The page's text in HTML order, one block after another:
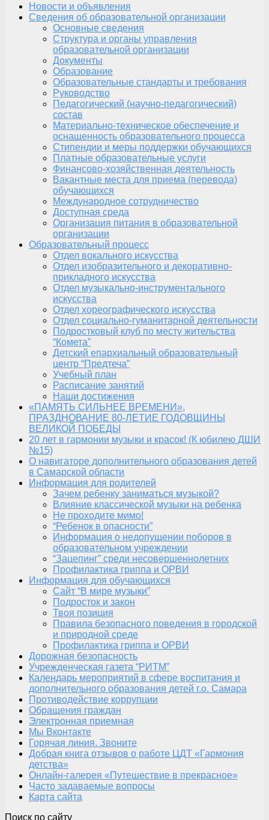
Новости и объявления
Сведения об образовательной организации
Основные сведения
Структура и органы управления
образовательной организации
Документы
Образование
Образовательные стандарты и требования
Руководство
Педагогический (научно-педагогический)
состав
Материально-техническое обеспечение и
оснащенность образовательного процесса
Стипендии и меры поддержки обучающихся
Платные образовательные услуги
Финансово-хозяйственная деятельность
Вакантные места для приема (перевода)
обучающихся
Международное сотрудничество
Доступная среда
Организация питания в образовательной
организации
Образовательный процесс
Отдел вокального искусства
Отдел изобразительного и декоративно-
прикладного искусства
Отдел музыкально-инструментального
искусства
Отдел хореографического искусства
Отдел социально-гуманитарной деятельности
Подростковый клуб по месту жительства
“Комета”
Детский епархиальный образовательный
центр “Предтеча”
Учебный план
Расписание занятий
Наши достижения
«ПАМЯТЬ СИЛЬНЕЕ ВРЕМЕНИ»,
ПРАЗДНОВАНИЕ 80-ЛЕТИЕ ГОДОВЩИНЫ
ВЕЛИКОЙ ПОБЕДЫ
20 лет в гармонии музыки и красок! (К юбилею ДШИ
№15)
О навигаторе дополнительного образования детей
в Самарской области
Информация для родителей
Зачем ребенку заниматься музыкой?
Влияние классической музыки на ребенка
Не проходите мимо!
“Ребенок в опасности”
Информация о недопущении поборов в
образовательном учреждении
“Зацепинг” среди несовершеннолетних
Профилактика гриппа и ОРВИ
Информация для обучающихся
Сайт “В мире музыки”
Подросток и закон
Твоя позиция
Правила безопасного поведения в городской
и природной среде
Профилактика гриппа и ОРВИ
Дорожная безопасность
Учрежденческая газета “РИТМ”
Календарь мероприятий в сфере воспитания и
дополнительного образования детей г.о. Самара
Противодействие коррупции
Обращения граждан
Электронная приемная
Мы Вконтакте
Горячая линия. Звоните
Добрая книга отзывов о работе ЦДТ «Гармония
детства»
Онлайн-галерея «Путешествие в прекрасное»
Часто задаваемые вопросы
Карта сайта
Поиск по сайту